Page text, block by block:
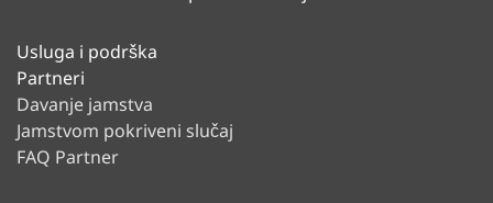
Usluga i podrška
Partneri
Davanje jamstva
Jamstvom pokriveni slučaj
FAQ Partner